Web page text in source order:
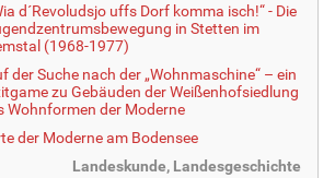
d´Revoludsjo uffs Dorf komma isch!“ - Die
in Stetten im
(1968-1977)
der Suche nach der „Wohnmaschine“ – ein
zu Gebäuden der Weißenhofsiedlung
Wohnformen der Moderne
der Moderne am Bodensee
Landeskunde, Landesgeschichte